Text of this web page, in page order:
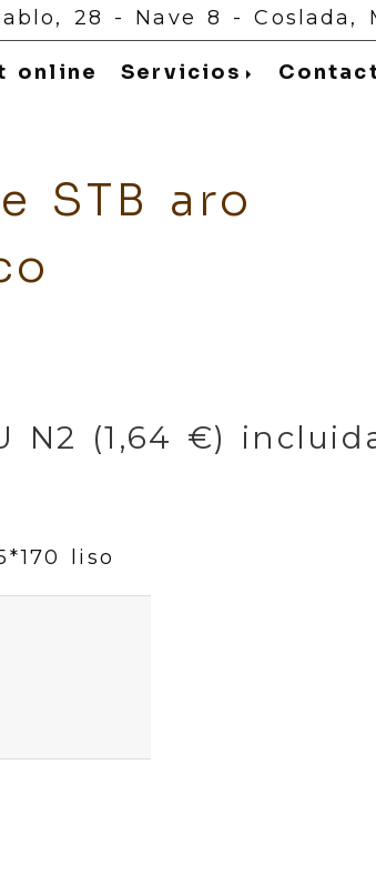
28 - Nave 8 -Coslada,
online Servicios
STB aro
N2 (1,64 €)
liso